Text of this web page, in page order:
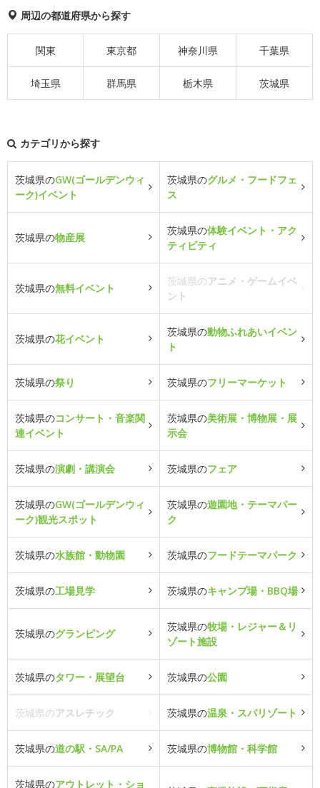
周辺の都道府県から探す
関東 東京都 神奈川県 千葉県
埼玉県 群馬県 栃木県 茨城県
カテゴリから探す
茨城県のGW(ゴールデンウィ
ーク)イベント
茨城県のグルメ・フードフェ
ス
茨城県の物産展
茨城県の体験イベント・アク
ティビティ
茨城県の無料イベント
茨城県のアニメ・ゲームイベ
ント
茨城県の花イベント
茨城県の動物ふれあいイベン
ト
茨城県の祭り 茨城県のフリーマーケット
茨城県のコンサート・音楽関
連イベント
茨城県の美術展・博物展・展
示会
茨城県の演劇・講演会 茨城県のフェア
茨城県のGW(ゴールデンウィ
ーク)観光スポット
茨城県の遊園地・テーマパー
ク
茨城県の水族館・動物園 茨城県のフードテーマパーク
茨城県の工場見学 茨城県のキャンプ場・BBQ場
茨城県のグランピング
茨城県の牧場・レジャー＆リ
ゾート施設
茨城県のタワー・展望台 茨城県の公園
茨城県のアスレチック 茨城県の温泉・スパリゾート
茨城県の道の駅・SA/PA 茨城県の博物館・科学館
茨城県のアウトレット・ショ